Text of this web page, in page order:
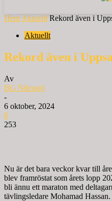
Hem Aktuellt Rekord även i
Aktuellt
Rekord även i
Av
BG Nilensjö
-
6 oktober, 2024
0
253
Nu är det bara veckor kvar till
blev framröstat som årets lopp
bli ännu ett maraton med
tävlingsledare Mohamad Hassan.